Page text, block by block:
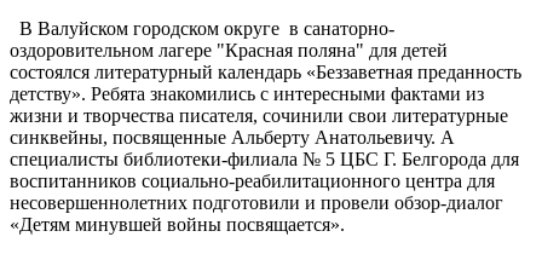
В Валуйском городском округе в санаторно-
оздоровительном лагере "Красная поляна" для детей
состоялся литературный календарь «Беззаветная преданность
детству». Ребята знакомились с интересными фактами из
жизни и творчества писателя, сочинили свои литературные
синквейны, посвященные Альберту Анатольевичу. А
специалисты библиотеки-филиала № 5 ЦБС Г. Белгорода для
воспитанников социально-реабилитационного центра для
несовершеннолетних подготовили и провели обзор-диалог
«Детям минувшей войны посвящается».